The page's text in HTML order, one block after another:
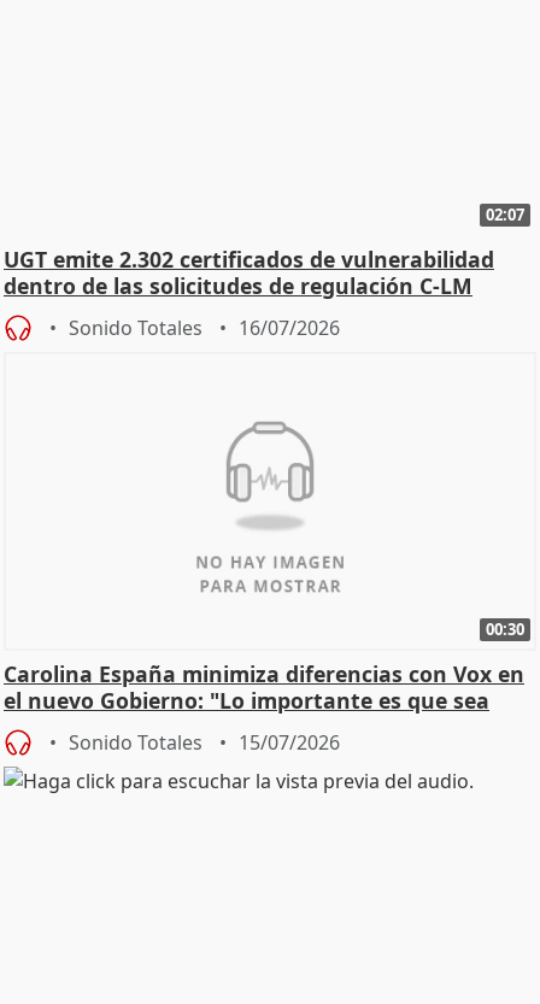
02:07
UGT emite 2.302 certificados de vulnerabilidad
dentro de las solicitudes de regulación C-LM
Sonido Totales 16/07/2026
00:30
Carolina España minimiza diferencias con Vox en
el nuevo Gobierno: "Lo importante es que sea
una leg
Sonido Totales 15/07/2026